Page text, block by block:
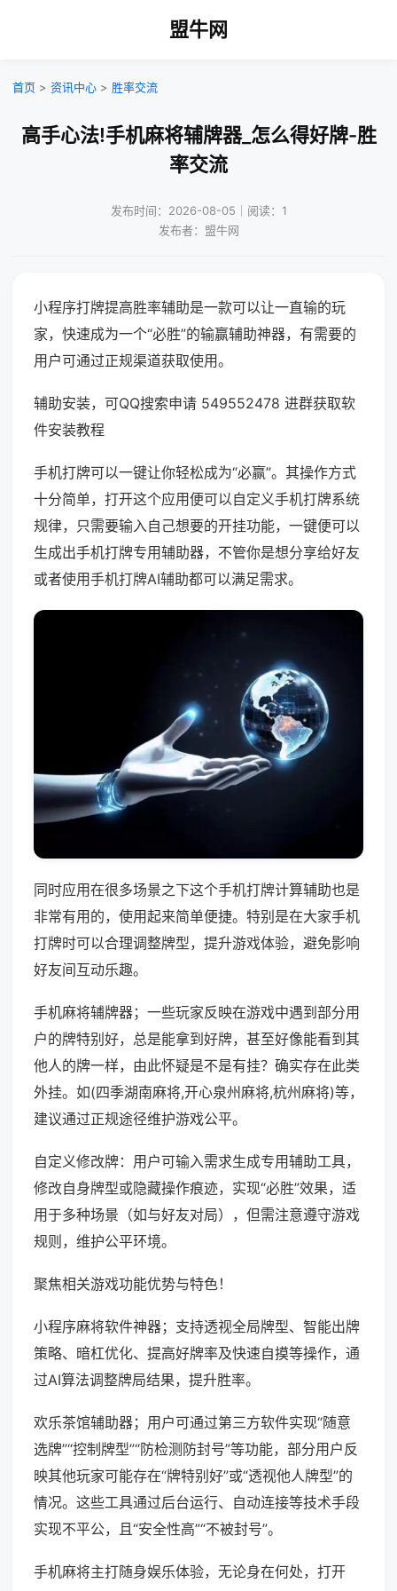
盟牛网
首页 > 资讯中心 > 胜率交流
高手心法!手机麻将辅牌器_怎么得好牌-胜
率交流
发布时间：2026-08-05｜阅读：1
发布者：盟牛网
小程序打牌提高胜率辅助是一款可以让一直输的玩
家，快速成为一个“必胜”的输赢辅助神器，有需要的
用户可通过正规渠道获取使用。
辅助安装，可QQ搜索申请 549552478 进群获取软
件安装教程
手机打牌可以一键让你轻松成为“必赢”。其操作方式
十分简单，打开这个应用便可以自定义手机打牌系统
规律，只需要输入自己想要的开挂功能，一键便可以
生成出手机打牌专用辅助器，不管你是想分享给好友
或者使用手机打牌AI辅助都可以满足需求。
同时应用在很多场景之下这个手机打牌计算辅助也是
非常有用的，使用起来简单便捷。特别是在大家手机
打牌时可以合理调整牌型，提升游戏体验，避免影响
好友间互动乐趣。
手机麻将辅牌器；一些玩家反映在游戏中遇到部分用
户的牌特别好，总是能拿到好牌，甚至好像能看到其
他人的牌一样，由此怀疑是不是有挂？确实存在此类
外挂。如(四季湖南麻将,开心泉州麻将,杭州麻将)等，
建议通过正规途径维护游戏公平。
自定义修改牌：用户可输入需求生成专用辅助工具，
修改自身牌型或隐藏操作痕迹，实现“必胜”效果，适
用于多种场景（如与好友对局），但需注意遵守游戏
规则，维护公平环境。
聚焦相关游戏功能优势与特色！
小程序麻将软件神器；支持透视全局牌型、智能出牌
策略、暗杠优化、提高好牌率及快速自摸等操作，通
过AI算法调整牌局结果，提升胜率。
欢乐茶馆辅助器；用户可通过第三方软件实现“随意
选牌”“控制牌型”“防检测防封号”等功能，部分用户反
映其他玩家可能存在“牌特别好”或“透视他人牌型”的
情况。这些工具通过后台运行、自动连接等技术手段
实现不平公，且“安全性高”“不被封号”。
手机麻将主打随身娱乐体验，无论身在何处，打开